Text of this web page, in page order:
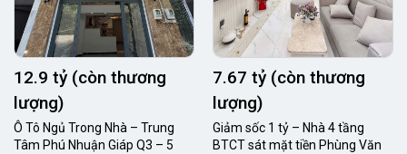
12.9 tỷ (còn thương
lượng)
Ô Tô Ngủ Trong Nhà – Trung
Tâm Phú Nhuận Giáp Q3 – 5
7.67 tỷ (còn thương
lượng)
Giảm sốc 1 tỷ – Nhà 4 tầng
BTCT sát mặt tiền Phùng Văn